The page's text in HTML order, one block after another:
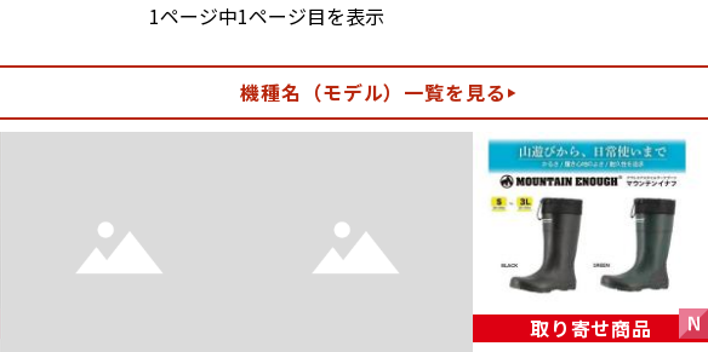
1ページ中1ページ目を表示
機種名（モデル）一覧を見る
取り寄せ商品